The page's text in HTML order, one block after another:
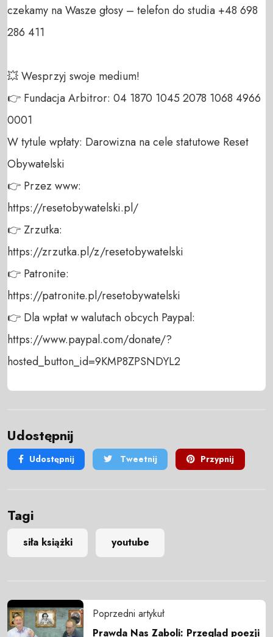
czekamy na Wasze głosy – telefon do studia +48 698
286 411
💥 Wesprzyj swoje medium!
👉 Fundacja Arbitror: 04 1870 1045 2078 1068 4966
0001
W tytule wpłaty: Darowizna na cele statutowe Reset
Obywatelski
👉 Przez www:
https://resetobywatelski.pl/
👉 Zrzutka:
https://zrzutka.pl/z/resetobywatelski
👉 Patronite:
https://patronite.pl/resetobywatelski
👉 Dla wpłat w walutach obcych Paypal:
https://www.paypal.com/donate/?
hosted_button_id=9KMP8ZPSNDYL2
Udostępnij
Udostępnij Tweetnij Przypnij
Tagi
siła książki youtube
Poprzedni artykuł
Prawda Nas Zaboli: Przegląd poezji